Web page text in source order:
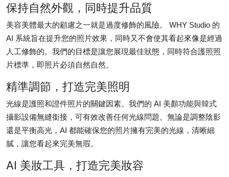
Advertise with US
Business
Finance
Tech
Real Estate
General
Top 10
保持自然外觀，同時提升品質
美容美體最大的顧慮之一就是過度修飾的風險。 WHY Studio 的
AI 系統旨在提升您的照片效果，同時又不會使其看起來像是經過
人工修飾的。我們的目標是讓您展現最佳狀態，同時符合護照照
片標準，即照片必須自然自然。
精準調節，打造完美照明
光線是護照和證件照片的關鍵因素。我們的 AI 美顏功能與韓式
攝影設備無縫銜接，可有效改善任何光線問題。無論是調整陰影
還是平衡高光，AI 都能確保您的照片擁有完美的光線，清晰細
膩，讓您看起來完美無瑕。
AI 美妝工具，打造完美妝容